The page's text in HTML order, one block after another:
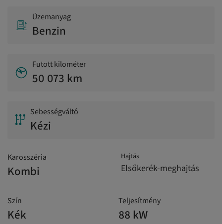
Üzemanyag
Benzin
Futott kilométer
50 073 km
Sebességváltó
Kézi
Karosszéria
Kombi
Hajtás
Elsőkerék-meghajtás
Szín
Kék
Teljesítmény
88 kW